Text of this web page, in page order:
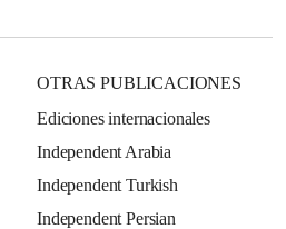
OTRAS PUBLICACIONES
Ediciones internacionales
Independent Arabia
Independent Turkish
Independent Persian